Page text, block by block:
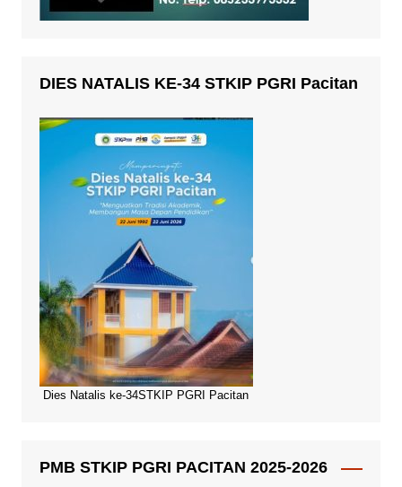
DIES NATALIS KE-34 STKIP PGRI Pacitan
Dies Natalis ke-34STKIP PGRI Pacitan
PMB STKIP PGRI PACITAN 2025-2026